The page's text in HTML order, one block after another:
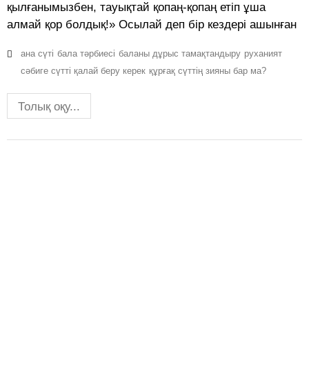
қылғанымызбен, тауықтай қопаң-қопаң етіп ұша
алмай қор болдық!» Осылай деп бір кездері ашынған
ана сүті бала тәрбиесі баланы дұрыс тамақтандыру руханият
сәбиге сүтті қалай беру керек құрғақ сүттің зияны бар ма?
Толық оқу...